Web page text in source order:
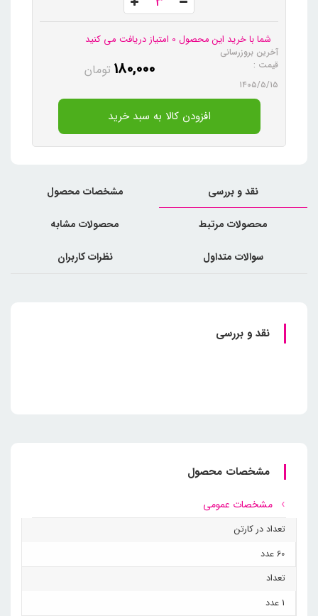
شما با خرید این محصول 0 امتیاز دریافت می کنید
آخرین بروزرسانی
قیمت :
۱۴۰۵/۵/۱۵
180,000 تومان
افزودن کالا به سبد خرید
نقد و بررسی مشخصات محصول
محصولات مرتبط محصولات مشابه
سوالات متداول نظرات کاربران
نقد و بررسی
مشخصات محصول
مشخصات عمومی
تعداد در کارتن
60 عدد
تعداد
1 عدد